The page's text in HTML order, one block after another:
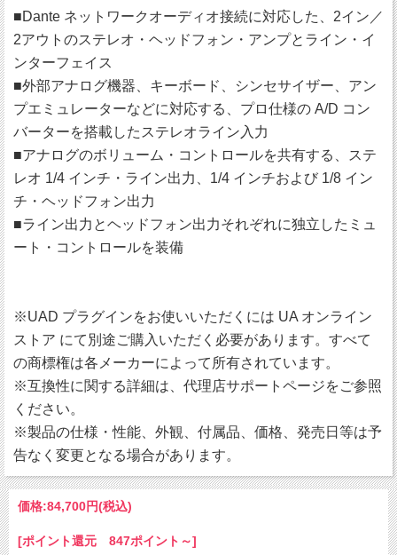
■Dante ネットワークオーディオ接続に対応した、2イン／
2アウトのステレオ・ヘッドフォン・アンプとライン・イ
ンターフェイス
■外部アナログ機器、キーボード、シンセサイザー、アン
プエミュレーターなどに対応する、プロ仕様の A/D コン
バーターを搭載したステレオライン入力
■アナログのボリューム・コントロールを共有する、ステ
レオ 1/4 インチ・ライン出力、1/4 インチおよび 1/8 イン
チ・ヘッドフォン出力
■ライン出力とヘッドフォン出力それぞれに独立したミュ
ート・コントロールを装備
※UAD プラグインをお使いいただくには UA オンライン
ストア にて別途ご購入いただく必要があります。すべて
の商標権は各メーカーによって所有されています。
※互換性に関する詳細は、代理店サポートページをご参照
ください。
※製品の仕様・性能、外観、付属品、価格、発売日等は予
告なく変更となる場合があります。
価格:84,700円(税込)
[ポイント還元 847ポイント～]